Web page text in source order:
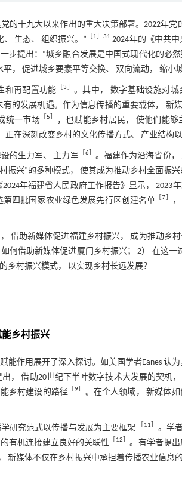
的十九大以来作出的重大决策部署。2022年
生态、 组织振兴。”
［1］31 2024年的《中共
步提出：“城乡融合发展是中国式现代化的必
， 促进城乡要素平等交换、 双向流动， 缩小
和再配置功能 ［3］ 。其中， 数字基础设施对
的发展机遇。作为信息传播的重要载体， 新
统一市场［5］
，也赋能乡村居民， 使他们能
在深刻改变乡村的文化传播方式、 产业结构
的生力军、 主力军 ［6］ 。福建作为沿海省份
振兴”的多种模式， 使其成为推动乡村全面振
年福建省人民政府工作报告》显示， 2023
四批国家农业绿色发展先行区创建名单 ［7］
借助新媒体促进福建乡村振兴， 成为推动乡
何借助新媒体促进厦门乡村振兴； 2） 在这一
乡村振兴模式， 以实现乡村长远发展？
乡村振兴
能作用展开了深入探讨。如美国学者Eanes 认
出， 借助20世纪下半叶数字技术大发展的契机
乡村建设的路径 ［9］ 。在个人领域， 新媒体
研究范式以传播与发展为主要框架 ［11］ 。学
有机连接建立良好的关联性
［12］ 。有学者提
新媒体不仅在乡村振兴中承担着传播农业信息